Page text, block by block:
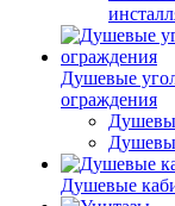
Душевые
ограждения
Душевые